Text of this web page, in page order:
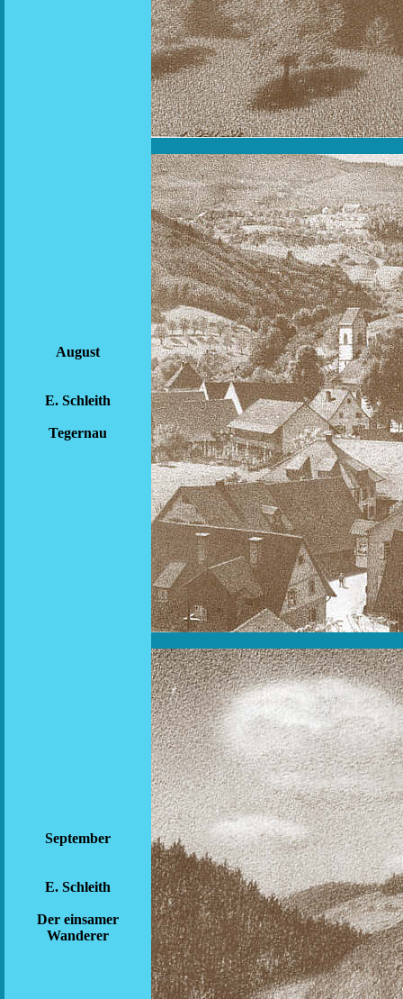
August
E. Schleith
Tegernau
September
E. Schleith
Der einsamer
Wanderer